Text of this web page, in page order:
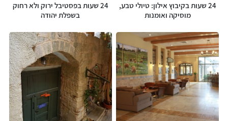
24 שעות בקיבוץ אילון: טיולי טבע,
מוסיקה ואומנות
24 שעות בפסטיבל ירוק ולא רחוק
בשפלת יהודה